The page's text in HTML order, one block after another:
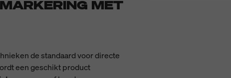
MET
de standaard voor directe
een geschikt product